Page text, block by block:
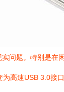
问题。特别是
高速USB 3.0